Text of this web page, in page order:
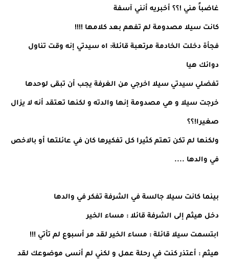
غاضباً مني !؟؟ أخبريه أنني آسفة
كانت سيلا مصدومة لم تفهم بعد كلامها !!!!
فجأة دخلت الخادمة مرتعبة قائلة: اه سيدتي إنه وقت تناول
دوائك هيا
تفضلي سيدتي سيلا اخرجي من الغرفة يجب أن تبقى لوحدها
خرجت سيلا و هي مصدومة إنها والدته و لكنها تعتقد أنه لا يزال
صغيرا!؟؟
ولكنها لم تكن تهتم كثيرا كل تفكيرها كان في عائلتها أو بالاخص
في والدها ....
بينما كانت سيلا جالسة في الشرفة تفكر في والدها
دخل هيثم إلى الشرفة قائلا : مساء الخير
ابتسمت سيلا قائلة : مساء الخير لقد مر أسبوع لم تأتي !!!
هيثم : أعتذر كنت في رحلة عمل و لكني لم أنسى موضوعك لقد